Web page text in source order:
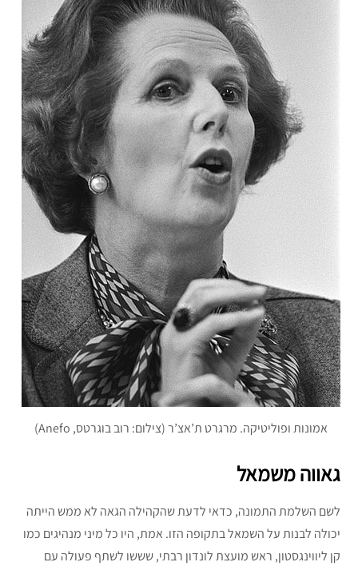
אמונות ופוליטיקה. מרגרט ת’אצ’ר (צילום: רוב בוגרטס, Anefo)
גאווה משמאל
לשם השלמת התמונה, כדאי לדעת שהקהילה הגאה לא ממש הייתה
יכולה לבנות על השמאל בתקופה הזו. אמת, היו כל מיני מנהיגים כמו
קן ליווינגסטון, ראש מועצת לונדון רבתי, שששו לשתף פעולה עם